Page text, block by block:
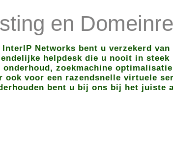
en
Networks bent u verzekerd
helpdesk die u nooit in
zoekmachine
voor een razendsnelle virtuele
bent u bij ons bij het juiste